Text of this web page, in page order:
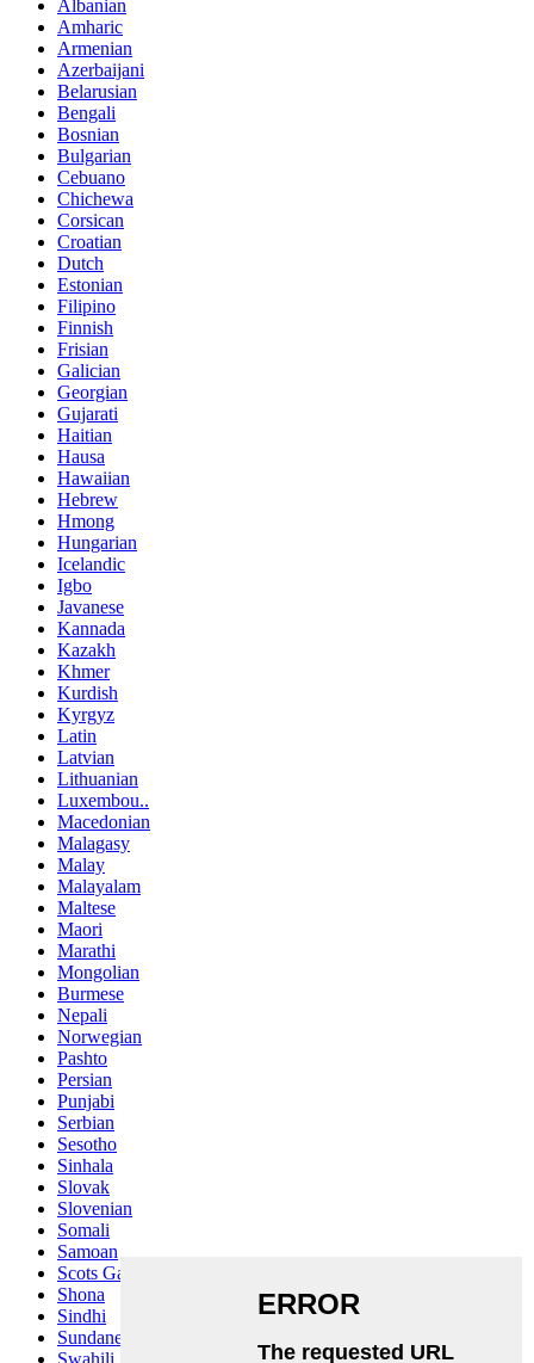
Albanian
Amharic
Armenian
Azerbaijani
Belarusian
Bengali
Bosnian
Bulgarian
Cebuano
Chichewa
Corsican
Croatian
Dutch
Estonian
Filipino
Finnish
Frisian
Galician
Georgian
Gujarati
Haitian
Hausa
Hawaiian
Hebrew
Hmong
Hungarian
Icelandic
Igbo
Javanese
Kannada
Kazakh
Khmer
Kurdish
Kyrgyz
Latin
Latvian
Lithuanian
Luxembou..
Macedonian
Malagasy
Malay
Malayalam
Maltese
Maori
Marathi
Mongolian
Burmese
Nepali
Norwegian
Pashto
Persian
Punjabi
Serbian
Sesotho
Sinhala
Slovak
Slovenian
Somali
Samoan
Scots Gaelic
Shona
Sindhi
Sundanese
Swahili